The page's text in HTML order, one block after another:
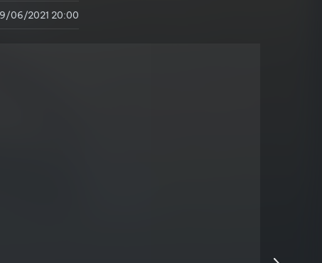
06/2021 20:00